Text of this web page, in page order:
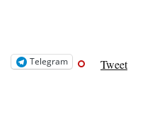
Telegram Tweet